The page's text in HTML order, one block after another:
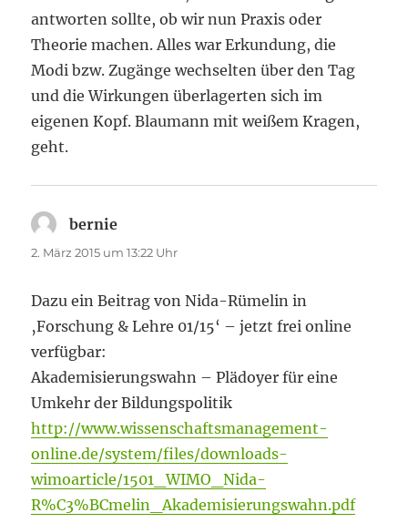
antworten sollte, ob wir nun Praxis oder
Theorie machen. Alles war Erkundung, die
Modi bzw. Zugänge wechselten über den Tag
und die Wirkungen überlagerten sich im
eigenen Kopf. Blaumann mit weißem Kragen,
geht.
bernie
2. März 2015 um 13:22 Uhr
Dazu ein Beitrag von Nida-Rümelin in
‚Forschung & Lehre 01/15‘ – jetzt frei online
verfügbar:
Akademisierungswahn – Plädoyer für eine
Umkehr der Bildungspolitik
http://www.wissenschaftsmanagement-
online.de/system/files/downloads-
wimoarticle/1501_WIMO_Nida-
R%C3%BCmelin_Akademisierungswahn.pdf